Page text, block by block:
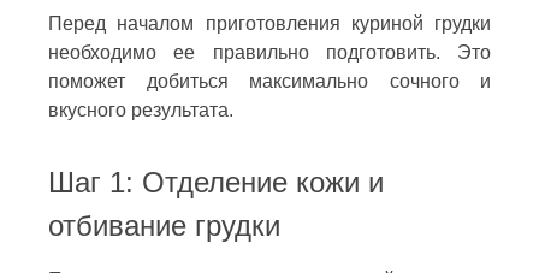
Перед началом приготовления куриной грудки
необходимо ее правильно подготовить. Это
поможет добиться максимально сочного и
вкусного результата.
Шаг 1: Отделение кожи и
отбивание грудки